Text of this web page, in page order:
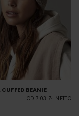
BEANIE
OD 7.03 ZŁ NETTO